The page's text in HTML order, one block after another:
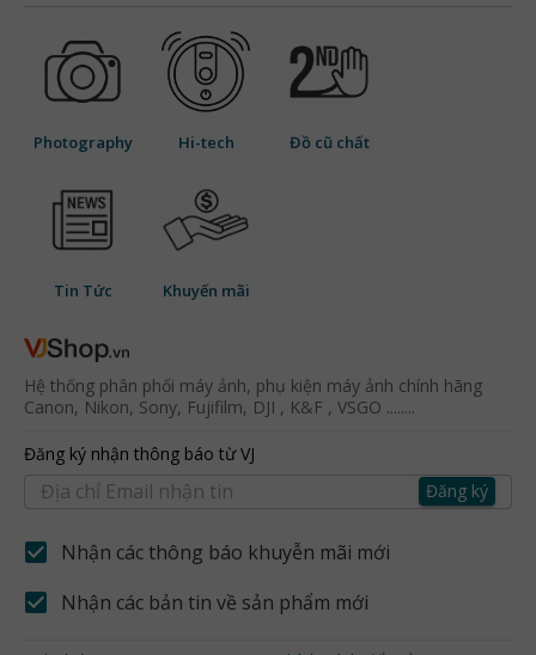
Photography Hi-tech Đồ cũ chất
Tin Tức Khuyến mãi
Hệ thống phân phối máy ảnh, phụ kiện máy ảnh chính hãng
Canon, Nikon, Sony, Fujifilm, DJI , K&F , VSGO ........
Đăng ký nhận thông báo từ VJ
Đăng ký
Nhận các thông báo khuyễn mãi mới
Nhận các bản tin về sản phẩm mới